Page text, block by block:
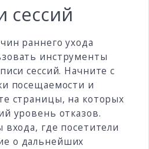
сессий
раннего ухода
инструменты
сессий. Начните с
посещаемости и
страницы, на которых
уровень отказов.
входа, где посетители
о дальнейших